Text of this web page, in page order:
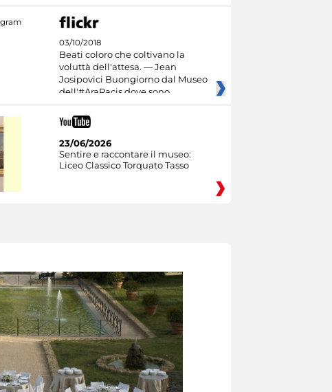
03/10/2018
Beati coloro che coltivano la
voluttà dell'attesa. — Jean
Josipovici Buongiorno dal Museo
dell'#AraPacis dove sono
23/06/2026
Sentire e raccontare il museo:
Liceo Classico Torquato Tasso